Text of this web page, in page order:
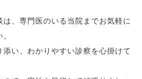
、専門医のいる当院までお気軽に
添い、わかりやすい診察を心掛けて